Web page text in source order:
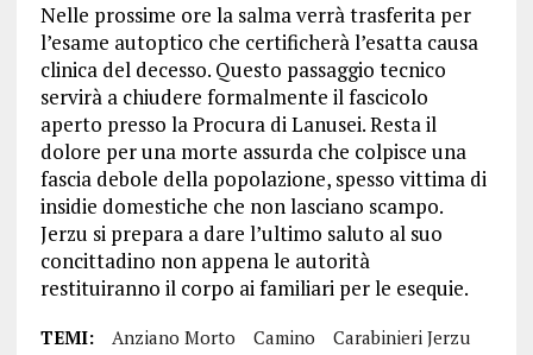
Nelle prossime ore la salma verrà trasferita per
l’esame autoptico che certificherà l’esatta causa
clinica del decesso. Questo passaggio tecnico
servirà a chiudere formalmente il fascicolo
aperto presso la Procura di Lanusei. Resta il
dolore per una morte assurda che colpisce una
fascia debole della popolazione, spesso vittima di
insidie domestiche che non lasciano scampo.
Jerzu si prepara a dare l’ultimo saluto al suo
concittadino non appena le autorità
restituiranno il corpo ai familiari per le esequie.
TEMI: Anziano Morto Camino
Carabinieri Jerzu